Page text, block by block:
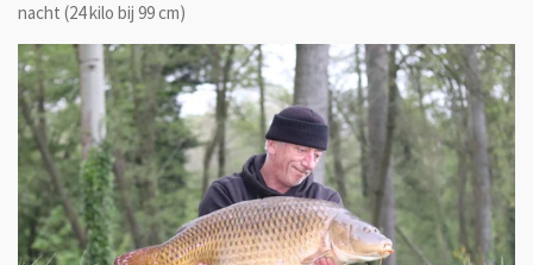
nacht (24 kilo bij 99 cm)